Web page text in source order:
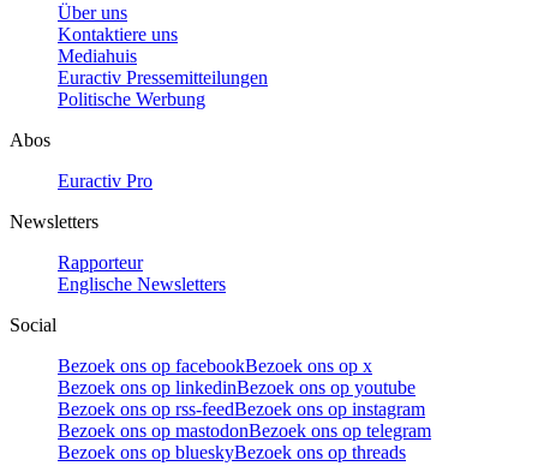
Über uns
Kontaktiere uns
Mediahuis
Euractiv Pressemitteilungen
Politische Werbung
Abos
Euractiv Pro
Newsletters
Rapporteur
Englische Newsletters
Social
Bezoek ons op facebookBezoek ons op x
Bezoek ons op linkedinBezoek ons op youtube
Bezoek ons op rss-feedBezoek ons op instagram
Bezoek ons op mastodonBezoek ons op telegram
Bezoek ons op blueskyBezoek ons op threads